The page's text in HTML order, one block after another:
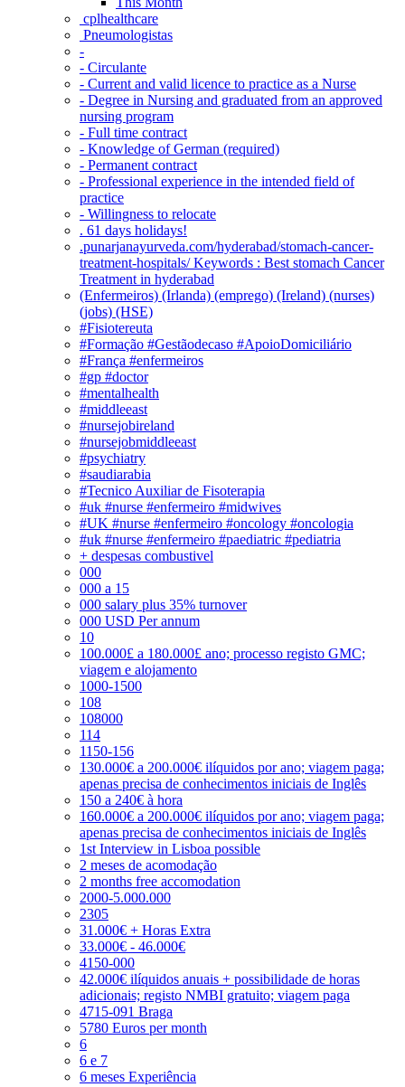
‎ cplhealthcare‬
Pneumologistas
-
- Circulante
- Current and valid licence to practice as a Nurse
- Degree in Nursing and graduated from an approved
nursing program
- Full time contract
- Knowledge of German (required)
- Permanent contract
- Professional experience in the intended field of
practice
- Willingness to relocate
. 61 days holidays!
.punarjanayurveda.com/hyderabad/stomach-cancer-
treatment-hospitals/ Keywords : Best stomach Cancer
Treatment in hyderabad
(Enfermeiros) (Irlanda) (emprego) (Ireland) (nurses)
(jobs) (HSE)
#Fisiotereuta
#Formação #Gestãodecaso #ApoioDomiciliário
#França #enfermeiros
#gp #doctor
#mentalhealth
#middleeast
#nursejobireland
#nursejobmiddleeast
#psychiatry
#saudiarabia
#Tecnico Auxiliar de Fisoterapia
#uk #nurse #enfermeiro #midwives
#UK #nurse #enfermeiro #oncology #oncologia
#uk #nurse #enfermeiro #paediatric #pediatria
+ despesas combustivel
000
000 a 15
000 salary plus 35% turnover
000 USD Per annum
10
100.000£ a 180.000£ ano; processo registo GMC;
viagem e alojamento
1000-1500
108
108000
114
1150-156
130.000€ a 200.000€ ilíquidos por ano; viagem paga;
apenas precisa de conhecimentos iniciais de Inglês
150 a 240€ à hora
160.000€ a 200.000€ ilíquidos por ano; viagem paga;
apenas precisa de conhecimentos iniciais de Inglês
1st Interview in Lisboa possible
2 meses de acomodação
2 months free accomodation
2000-5.000.000
2305
31.000€ + Horas Extra
33.000€ - 46.000€
4150-000
42.000€ ilíquidos anuais + possibilidade de horas
adicionais; registo NMBI gratuito; viagem paga
4715-091 Braga
5780 Euros per month
6
6 e 7
6 meses Experiência